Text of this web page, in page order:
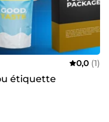
0,0 (1)
étiquette